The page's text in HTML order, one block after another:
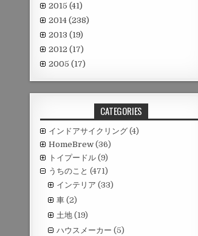
2015(41)
2014(238)
2013(19)
2012(17)
2005(17)
CATEGORIES
インドアサイクリング (4)
HomeBrew (36)
トイプードル (9)
うちのこと (471)
インテリア (33)
車 (2)
土地 (19)
ハウスメーカー (5)